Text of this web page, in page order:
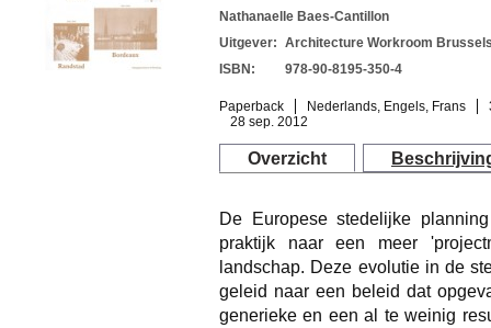
Nathanaelle Baes-Cantillon
Uitgever: Architecture Workroom
ISBN:
978-90-8195-350-4
Paperback Nederlands, Engels, Frans
28 sep. 2012
Overzicht
De Europese stedelijke
praktijk naar een meer
landschap. Deze evolutie in de
geleid naar een beleid dat
generieke en een al te weinig